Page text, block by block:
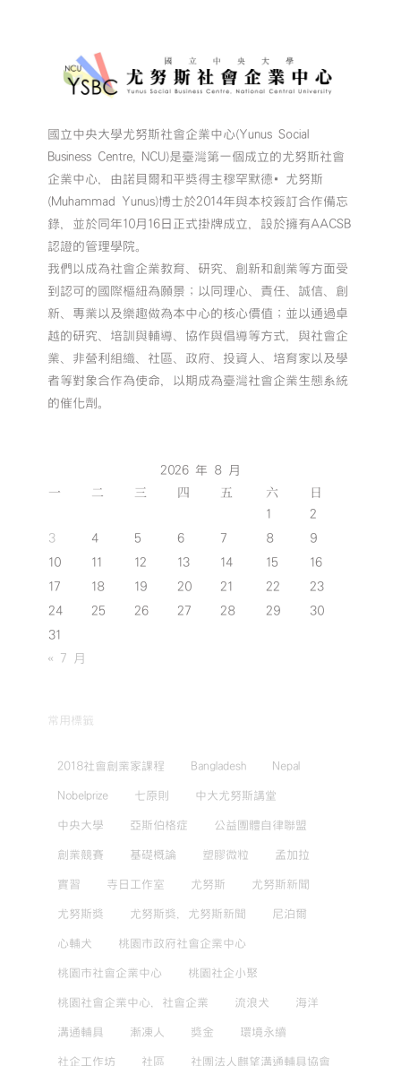
國立中央大學尤努斯社會企業中心(Yunus Social
Business Centre, NCU)是臺灣第一個成立的尤努斯社會
企業中心，由諾貝爾和平獎得主穆罕默德•尤努斯
(Muhammad Yunus)博士於2014年與本校簽訂合作備忘
錄，並於同年10月16日正式掛牌成立，設於擁有AACSB
認證的管理學院。
我們以成為社會企業教育、研究、創新和創業等方面受
到認可的國際樞紐為願景；以同理心、責任、誠信、創
新、專業以及樂趣做為本中心的核心價值；並以通過卓
越的研究、培訓與輔導、協作與倡導等方式，與社會企
業、非營利組織、社區、政府、投資人、培育家以及學
者等對象合作為使命，以期成為臺灣社會企業生態系統
的催化劑。
2026 年 8 月
一 二 三 四 五 六 日
1
2
3
4 5 6 7 8
9
10
11 12 13 14 15
16
17
18 19 20 21 22
23
24
25 26 27 28 29
30
31
« 7 月
常用標籤
2018社會創業家課程 Bangladesh Nepal
Nobelprize 七原則 中大尤努斯講堂
中央大學 亞斯伯格症 公益團體自律聯盟
創業競賽 基礎概論 塑膠微粒 孟加拉
實習 寺日工作室 尤努斯 尤努斯新聞
尤努斯獎 尤努斯獎，尤努斯新聞 尼泊爾
心輔犬 桃園市政府社會企業中心
桃園市社會企業中心 桃園社企小聚
桃園社會企業中心，社會企業 流浪犬 海洋
溝通輔具 漸凍人 獎金 環境永續
社企工作坊 社區 社團法人麒望溝通輔具協會